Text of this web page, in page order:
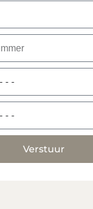
Verstuur